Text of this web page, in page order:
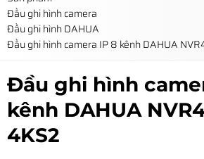
Đầu ghi hình camera
Đầu ghi hình DAHUA
Đầu ghi hình camera IP 8 kênh DAHUA
Đầu ghi hình
kênh DAHUA
4KS2